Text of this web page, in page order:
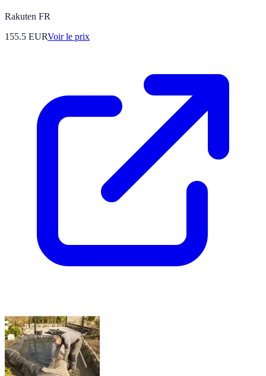
Rakuten FR
155.5 EURVoir le prix